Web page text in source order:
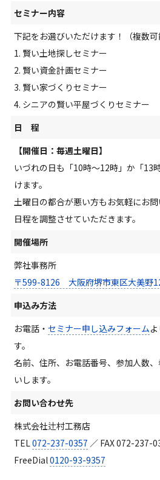
セミナー内容
下記をお選びいただけます！（複数可
1. 賢い土地探しセミナー
2. 賢い資金計画セミナー
3. 賢い家づくりセミナー
4. シニアの賢い平屋づくりセミナー
日 程
【開催日：毎週土曜日】
いづれの日も「10時～12時」か「13
けます。
土曜日の都合が悪い方もお気軽にお問
日程を調整させていただきます。
開催場所
弊社事務所
〒599-8126 大阪府堺市東区大美野
申込み方法
お電話・ セミナー申し込みフォーム
す。
名前、住所、お電話番号、参加人数
いします。
お問い合わせ先
株式会社辻村工務店
TEL072-237-0357 ／ FAX 072-237-
FreeDial0120-93-9357